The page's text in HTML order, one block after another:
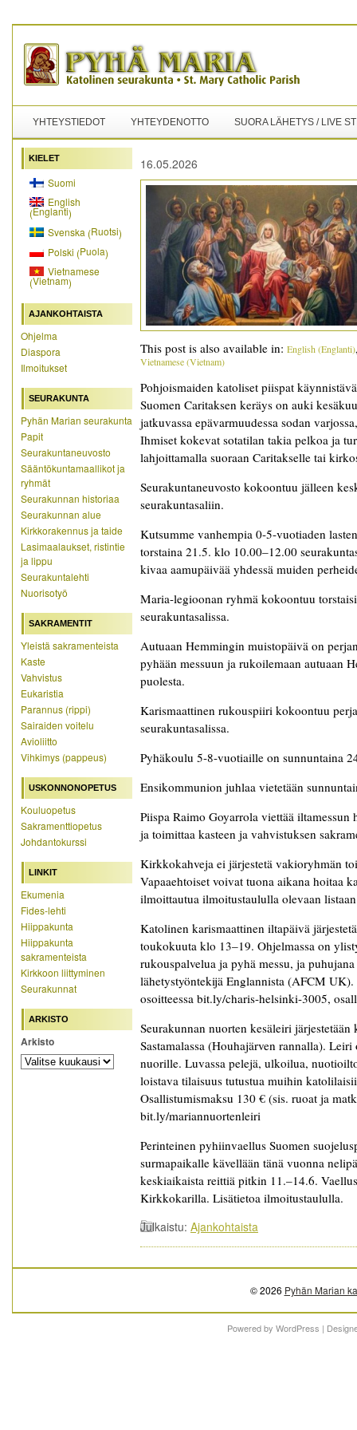
YHTEYSTIEDOT YHTEYDENOTTO SUORA LÄHETYS / LIVE
KIELET
Suomi
English
(Englanti)
Svenska(Ruotsi)
Polski (Puola)
Vietnamese
(Vietnam)
AJANKOHTAISTA
Ohjelma
Diaspora
Ilmoitukset
SEURAKUNTA
Pyhän Marian seurakunta
Papit
Seurakuntaneuvosto
Sääntökuntamaallikot ja
ryhmät
Seurakunnan historiaa
Seurakunnan alue
Kirkkorakennus ja taide
Lasimaalaukset, ristintie
ja lippu
Seurakuntalehti
Nuorisotyö
SAKRAMENTIT
Yleistä sakramenteista
Kaste
Vahvistus
Eukaristia
Parannus (rippi)
Sairaiden voitelu
Avioliitto
Vihkimys (pappeus)
USKONNONOPETUS
Kouluopetus
Sakramenttiopetus
Johdantokurssi
LINKIT
Ekumenia
Fides-lehti
Hiippakunta
Hiippakunta
sakramenteista
Kirkkoon liittyminen
Seurakunnat
ARKISTO
Arkisto
16.05.2026
This post is also available in: English (Englanti)
Vietnamese(Vietnam)
Pohjoismaiden katoliset piispat
Suomen Caritaksen keräys on auki
jatkuvassa epävarmuudessa sodan
Ihmiset kokevat sotatilan takia pelkoa ja
lahjoittamalla suoraan Caritakselle tai
Seurakuntaneuvosto kokoontuu jälleen
seurakuntasaliin.
Kutsumme vanhempia 0-5-vuotiaden
torstaina 21.5. klo 10.00–12.00
kivaa aamupäivää yhdessä muiden
Maria-legioonan ryhmä kokoontuu
seurakuntasalissa.
Autuaan Hemmingin muistopäivä on
pyhään messuun ja rukoilemaan autuaan
puolesta.
Karismaattinen rukouspiiri kokoontuu
seurakuntasalissa.
Pyhäkoulu 5-8-vuotiaille on sunnuntaina
Ensikommunion juhlaa vietetään
Piispa Raimo Goyarrola viettää
ja toimittaa kasteen ja vahvistuksen
Kirkkokahveja ei järjestetä vakioryhmän
Vapaaehtoiset voivat tuona aikana hoitaa
ilmoittautua ilmoitustaululla olevaan
Katolinen karismaattinen iltapäivä
toukokuuta klo 13–19. Ohjelmassa on
rukouspalvelua ja pyhä messu, ja
lähetystyöntekijä Englannista (AFCM
osoitteessa bit.ly/charis-helsinki-3005,
Seurakunnan nuorten kesäleiri
Sastamalassa (Houhajärven rannalla).
nuorille. Luvassa pelejä, ulkoilua,
loistava tilaisuus tutustua muihin
Osallistumismaksu 130 € (sis. ruoat ja
bit.ly/mariannuortenleiri
Perinteinen pyhiinvaellus Suomen
surmapaikalle kävellään tänä vuonna
keskiaikaista reittiä pitkin 11.–14.6.
Kirkkokarilla. Lisätietoa ilmoitustaululla.
Julkaistu: Ajankohtaista
© 2026 Pyhän Marian
Powered by WordPress |